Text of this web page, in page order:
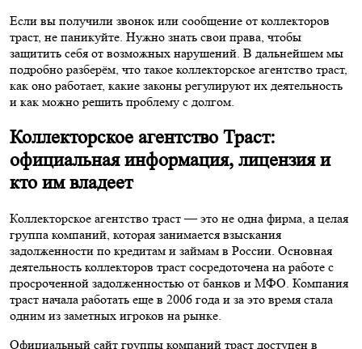
Если вы получили звонок или сообщение от коллекторов
траст, не паникуйте. Нужно знать свои права, чтобы
защитить себя от возможных нарушений. В дальнейшем мы
подробно разберём, что такое коллекторское агентство траст,
как оно работает, какие законы регулируют их деятельность
и как можно решить проблему с долгом.
Коллекторское агентство Траст:
официальная информация, лицензия и
кто им владеет
Коллекторское агентство траст — это не одна фирма, а целая
группа компаний, которая занимается взыскания
задолженности по кредитам и займам в России. Основная
деятельность коллекторов траст сосредоточена на работе с
просроченной задолженностью от банков и МФО. Компания
траст начала работать еще в 2006 года и за это время стала
одним из заметных игроков на рынке.
Официальный сайт группы компаний траст доступен в